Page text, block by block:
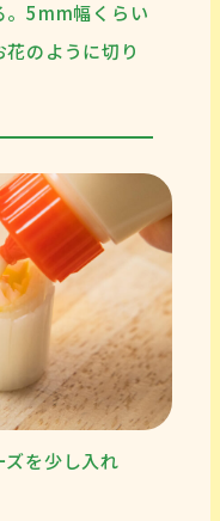
。5mm幅くらい
のように切り
ズを少し入れ